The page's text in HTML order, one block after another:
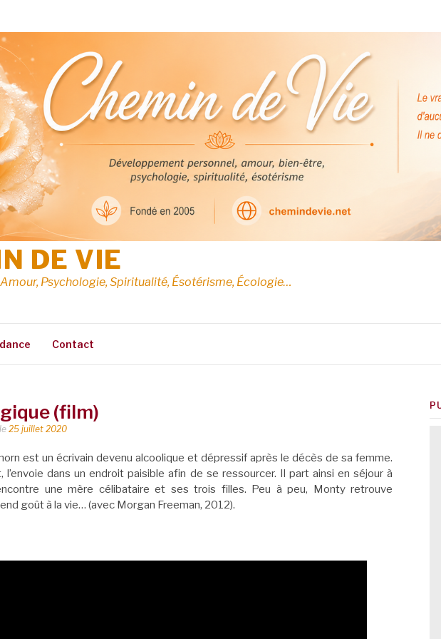
DE VIE
Psychologie, Spiritualité, Ésotérisme, Écologie…
Contact
(film)
le 25 juillet 2020
est un écrivain devenu alcoolique et dépressif après le décès de sa femme.
l’envoie dans un endroit paisible afin de se ressourcer. Il part ainsi en séjour à
une mère célibataire et ses trois filles. Peu à peu, Monty retrouve
goût à la vie… (avec Morgan Freeman, 2012).